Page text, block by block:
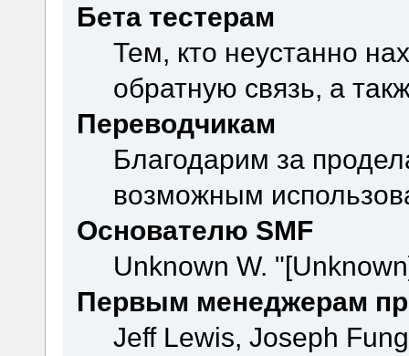
Бета тестерам
Тем, кто неустанно
обратную связь, а
Переводчикам
Благодарим за
возможным
Основателю SMF
Unknown W.
Первым менеджерам
Jeff Lewis, Joseph